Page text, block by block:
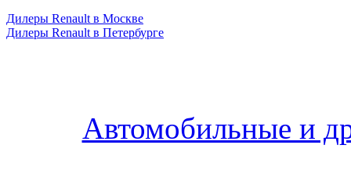
Дилеры Renault в Москве
Дилеры Renault в Петербурге
Автомобильные и